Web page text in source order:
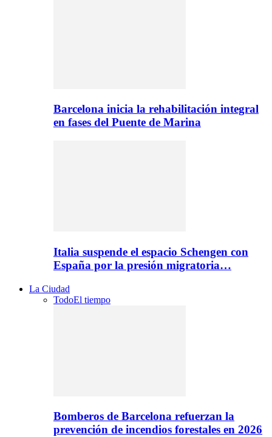
Barcelona inicia la rehabilitación integral
en fases del Puente de Marina
Italia suspende el espacio Schengen con
España por la presión migratoria…
La Ciudad
TodoEl tiempo
Bomberos de Barcelona refuerzan la
prevención de incendios forestales en 2026